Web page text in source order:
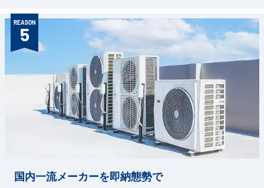
REASON
5
国内一流メーカーを即納態勢で